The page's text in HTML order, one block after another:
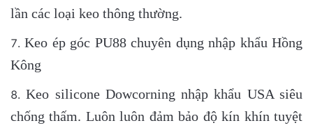
lần các loại keo thông thường.
Keo ép góc PU88 chuyên dụng nhập khẩu Hồng
Kông
Keo silicone Dowcorning nhập khẩu USA siêu
chống thấm. Luôn luôn đảm bảo độ kín khín tuyệt